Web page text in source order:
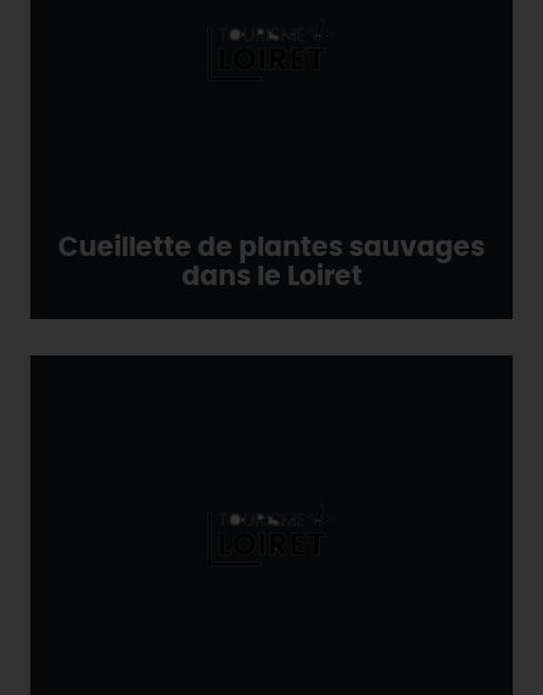
Cueillette de plantes sauvages
dans le Loiret